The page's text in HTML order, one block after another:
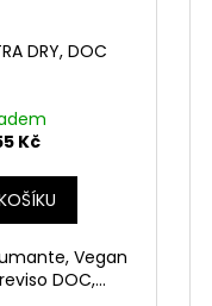
DRY, DOC
Kč
Vegan
DOC,...